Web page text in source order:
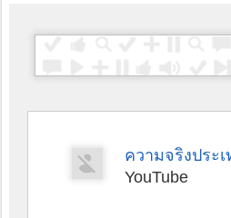
ความจริงประ
YouTube